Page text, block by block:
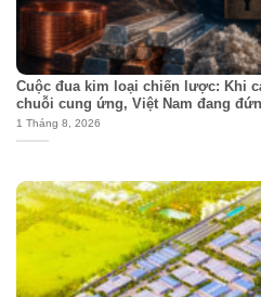
Cuộc đua kim loại chiến lược: Khi
chuỗi cung ứng, Việt Nam đang
1 Tháng 8, 2026